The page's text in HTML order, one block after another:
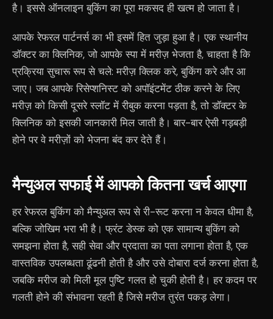
है। इससे ऑनलाइन बुकिंग का पूरा मकसद ही खत्म हो जाता है।
आपके रेफरल पार्टनर्स का भी इसमें हित जुड़ा हुआ है। एक स्थानीय
डॉक्टर का क्लिनिक, जो आपके स्पा में मरीज़ भेजता है, चाहता है कि
प्रक्रिया सुचारू रूप से चले: मरीज़ क्लिक करे, बुकिंग करे और आ
जाए। जब आपके रिसेप्शनिस्ट को अपॉइंटमेंट ठीक करने के लिए
मरीज़ को किसी दूसरे स्लॉट में रीबुक करना पड़ता है, तो डॉक्टर के
क्लिनिक को इसकी जानकारी मिल जाती है। बार-बार ऐसी गड़बड़ी
होने पर वे मरीज़ों को भेजना बंद कर देते हैं।
मैन्युअल सफाई में आपको कितना खर्च आएगा
हर रेफरल बुकिंग को मैन्युअल रूप से री-रूट करना न केवल धीमा है,
बल्कि जोखिम भरा भी है। फ्रंट डेस्क को एक सामान्य बुकिंग को
समझना होता है, सही सेवा और प्रदाता का पता लगाना होता है, एक
वास्तविक उपलब्धता ढूंढनी होती है और उसे दोबारा दर्ज करना होता है,
जबकि मरीज को मिली मूल पुष्टि गलत हो चुकी होती है। हर कदम पर
गलती होने की संभावना रहती है जिसे मरीज तुरंत पकड़ लेगा।